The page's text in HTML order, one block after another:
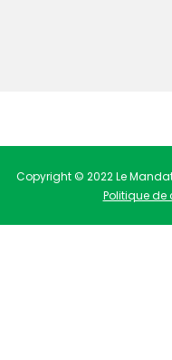
Copyright © 2022 Le
Politique